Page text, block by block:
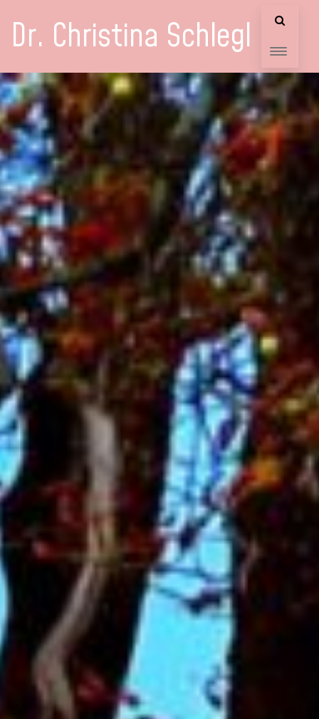
Dr. Christina Schlegl